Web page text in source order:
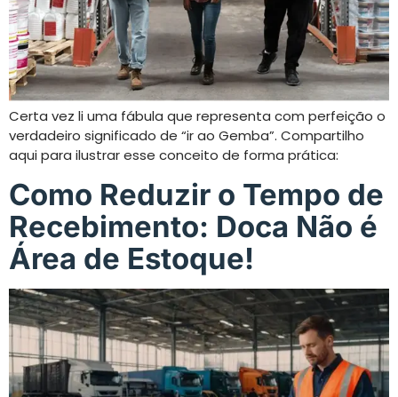
Certa vez li uma fábula que representa com perfeição o
verdadeiro significado de “ir ao Gemba”. Compartilho
aqui para ilustrar esse conceito de forma prática:
Como Reduzir o Tempo de
Recebimento: Doca Não é
Área de Estoque!